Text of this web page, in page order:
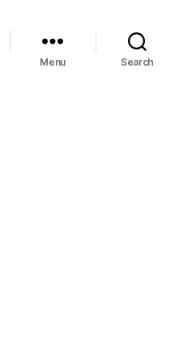
Menu Search